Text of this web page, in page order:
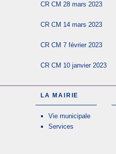
CR CM 28 mars 2023
CR CM 14 mars 2023
CR CM 7 février 2023
CR CM 10 janvier 2023
LA MAIRIE
Vie municipale
Services